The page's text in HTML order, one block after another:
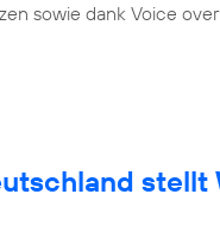
sowie dank Voice
stellt